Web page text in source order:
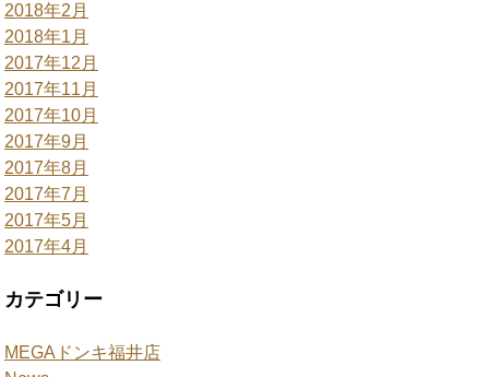
2018年2月
2018年1月
2017年12月
2017年11月
2017年10月
2017年9月
2017年8月
2017年7月
2017年5月
2017年4月
カテゴリー
MEGAドンキ福井店